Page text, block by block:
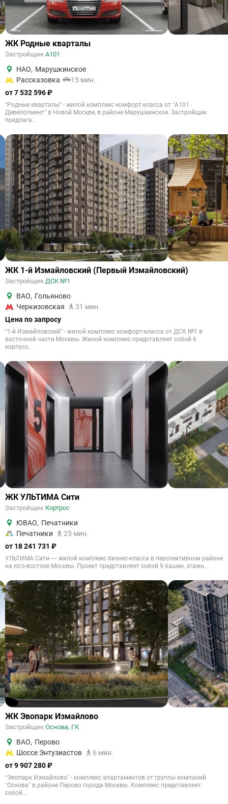
ЖК Родные кварталы
Застройщик А101
НАО, Марушкинское
Рассказовка
15 мин.
от 7 532 596 ₽
“Родные кварталы” - жилой комплекс комфорт-класса от “А101
Девелопмент” в Новой Москве, в районе Марушкинское. Застройщик
предлага...
ЖК 1-й Измайловский (Первый Измайловский)
Застройщик ДСК №1
ВАО, Гольяново
Черкизовская
31 мин.
Цена по запросу
“1-й Измайловский” - жилой комплекс комфорт-класса от ДСК №1 в
восточной части Москвы. Жилой комплекс представляет собой 6
корпусо...
ЖК УЛЬТИМА Сити
Застройщик Кортрос
ЮВАО, Печатники
Печатники
25 мин.
от 18 241 731 ₽
УЛЬТИМА Сити — жилой комплекс бизнес-класса в перспективном районе
на юго-востоке Москвы. Проект представляет собой 9 башен, этажн...
ЖК Эвопарк Измайлово
Застройщик Основа, ГК
ВАО, Перово
Шоссе Энтузиастов
6 мин.
от 9 907 280 ₽
“Эвопарк Измайлово” - комплекс апартаментов от группы компаний
“Основа” в районе Перово города Москвы. Комплекс представляет
собой...